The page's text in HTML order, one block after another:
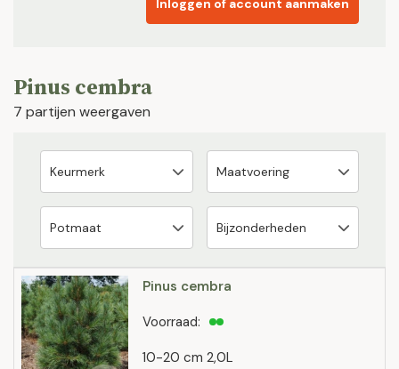
Inloggen of account aanmaken
Pinus cembra
7 partijen weergaven
Pinus cembra
10-20 cm 2,0L
Voorraad: